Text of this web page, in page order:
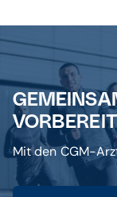
Mit den CGM-